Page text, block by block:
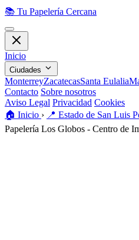
📚 Tu Papelería Cercana
Inicio
Ciudades
MonterreyZacatecasSanta Eulalia
Contacto Sobre nosotros
Aviso Legal Privacidad Cookies
🏠️ Inicio › 📍 Estado de San Luis
Papelería Los Globos - Centro de